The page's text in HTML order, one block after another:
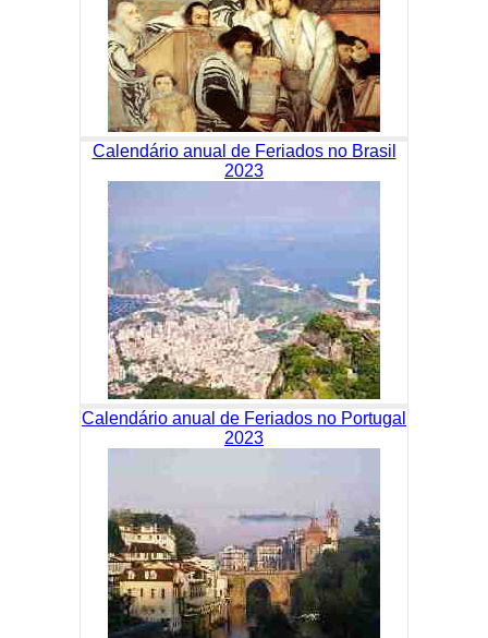
Calendário anual de Feriados no Brasil
2023
Calendário anual de Feriados no Portugal
2023